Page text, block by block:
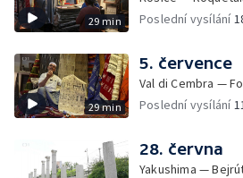
29 min
Poslední vysílání
29 min
5. července
Val di Cembra —
Poslední vysílání
28. června
Yakushima —